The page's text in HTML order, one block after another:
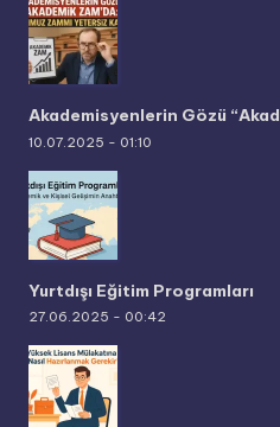
Akademisyenlerin Gözü
10.07.2025 - 01:10
Yurtdışı Eğitim Programları
27.06.2025 - 00:42